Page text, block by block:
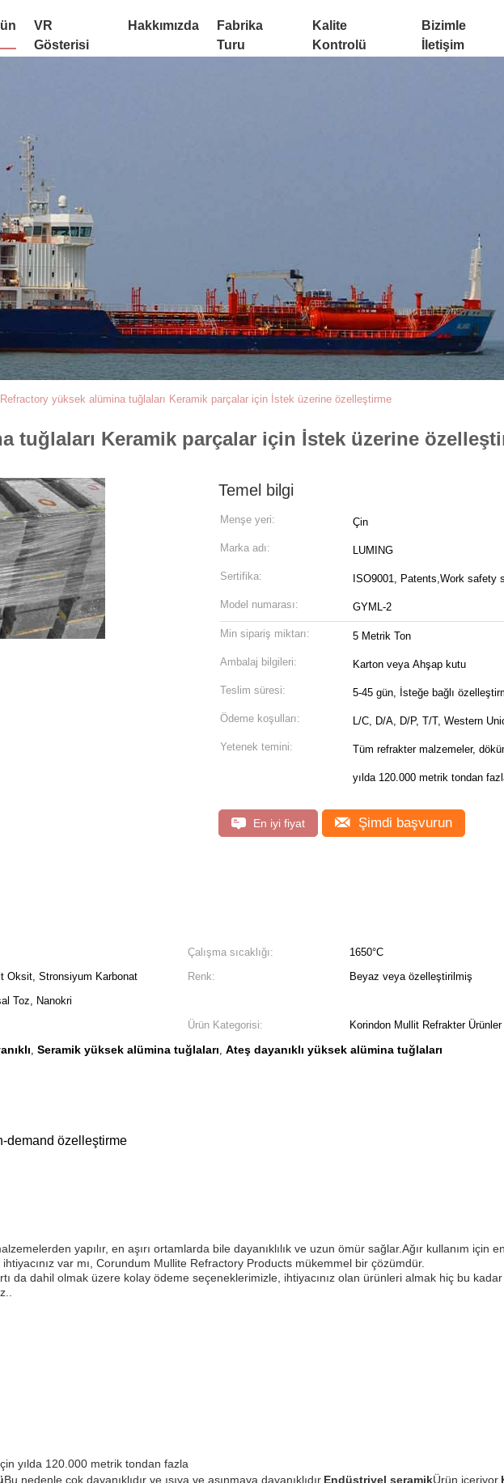
VR
Gösterisi
Hakkımızda
Fabrika
Turu
Kalite
Kontrolü
Bizimle
İletişim
yüksek alümina tuğlaları Keramik parçalar için İstek üzerine özelleştirme
tuğlaları Keramik parçalar için İstek üzerine
Temel bilgi
Menşe yeri: Çin
Marka adı: LUMING
Sertifika: ISO9001, Patents,Work safety
Model numarası: GYML-2
Min sipariş miktarı: 5 Metrik Ton
Ambalaj bilgileri: Karton veya Ahşap kutu
Teslim süresi: 5-45 gün, İsteğe bağlı
Ödeme koşulları: L/C, D/A, D/P, T/T, Western
Yetenek temini: Tüm refrakter malzemeler,
yılda 120.000 metrik tondan
En iyi fiyat Şimdi başvurun
Çalışma sıcaklığı:
1650°C
Oksit, Stronsiyum Karbonat
Toz, Nanokri
Renk: Beyaz veya özelleştirilmiş
Ürün Kategorisi:
Korindon Mullit Refrakter Ürünler
, Seramik yüksek alümina tuğlaları, Ateş dayanıklı yüksek alümina tuğlaları
demand özelleştirme
yapılır, en aşırı ortamlarda bile dayanıklılık ve uzun ömür sağlar.Ağır kullanım için
var mı, Corundum Mullite Refractory Products mükemmel bir çözümdür.
da dahil olmak üzere kolay ödeme seçeneklerimizle, ihtiyacınız olan ürünleri almak hiç bu
yılda 120.000 metrik tondan fazla
Bu nedenle çok dayanıklıdır ve ısıya ve aşınmaya dayanıklıdır. Endüstriyel seramikÜrün içeriyor.